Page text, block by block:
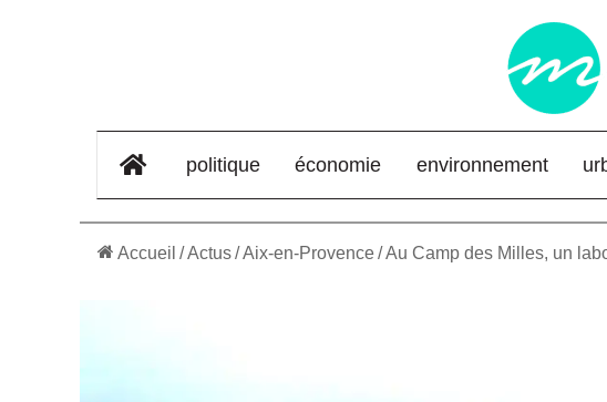
élément de menu
politique économie environnement
Accueil /Actus/Aix-en-Provence/Au Camp des Milles, un